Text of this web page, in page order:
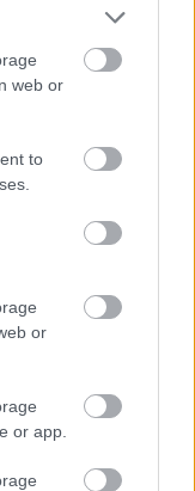
web or
to
or
or app.